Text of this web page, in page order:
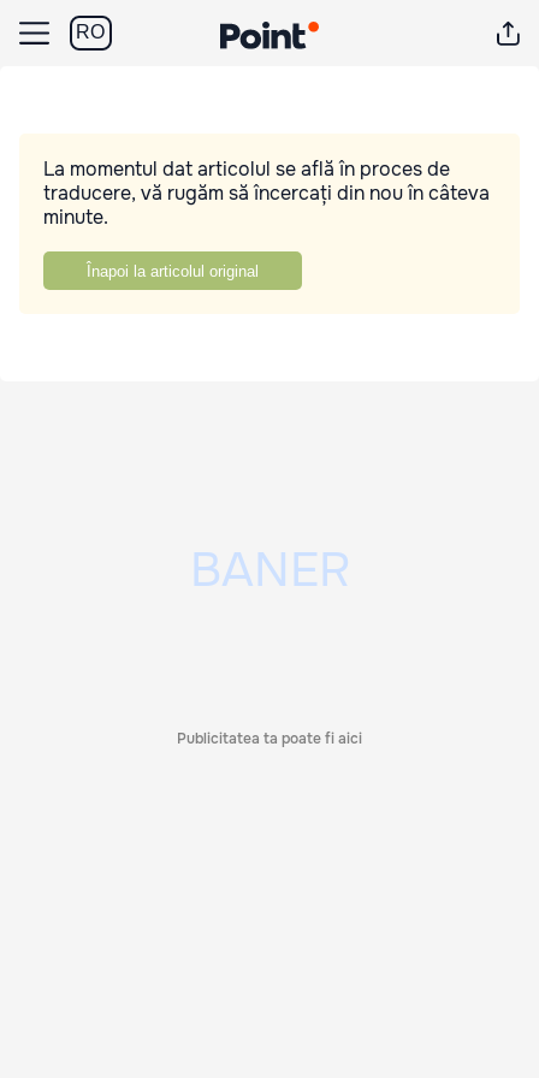
RO
La momentul dat articolul se află în proces de
traducere, vă rugăm să încercați din nou în câteva
minute.
Înapoi la articolul original
Publicitatea ta poate fi aici